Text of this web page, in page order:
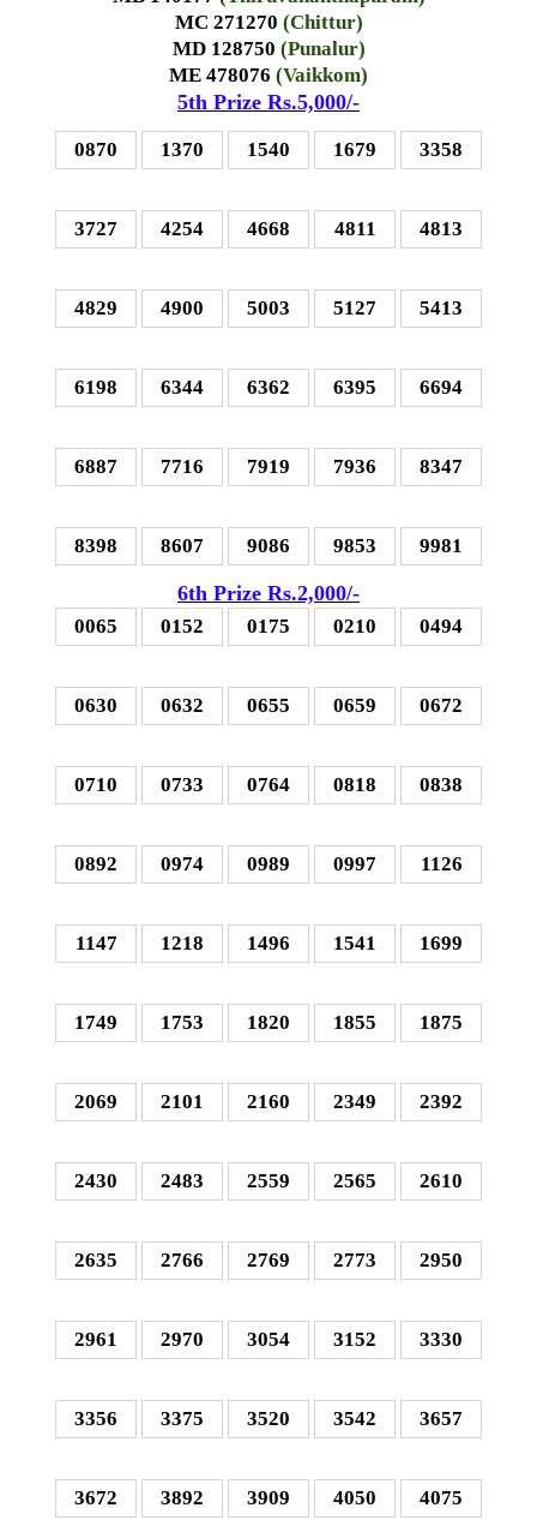
MC 271270 (Chittur)
MD 128750 (Punalur)
ME 478076 (Vaikkom)
5th Prize Rs.5,000/-
0870 1370 1540 1679 3358
3727 4254 4668 4811 4813
4829 4900 5003 5127 5413
6198 6344 6362 6395 6694
6887 7716 7919 7936 8347
8398 8607 9086 9853 9981
6th Prize Rs.2,000/-
0065 0152 0175 0210 0494
0630 0632 0655 0659 0672
0710 0733 0764 0818 0838
0892 0974 0989 0997 1126
1147 1218 1496 1541 1699
1749 1753 1820 1855 1875
2069 2101 2160 2349 2392
2430 2483 2559 2565 2610
2635 2766 2769 2773 2950
2961 2970 3054 3152 3330
3356 3375 3520 3542 3657
3672 3892 3909 4050 4075